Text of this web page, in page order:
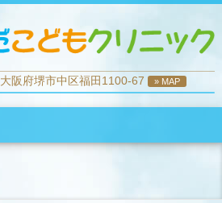
大阪府堺市中区福田1100-67 » MAP